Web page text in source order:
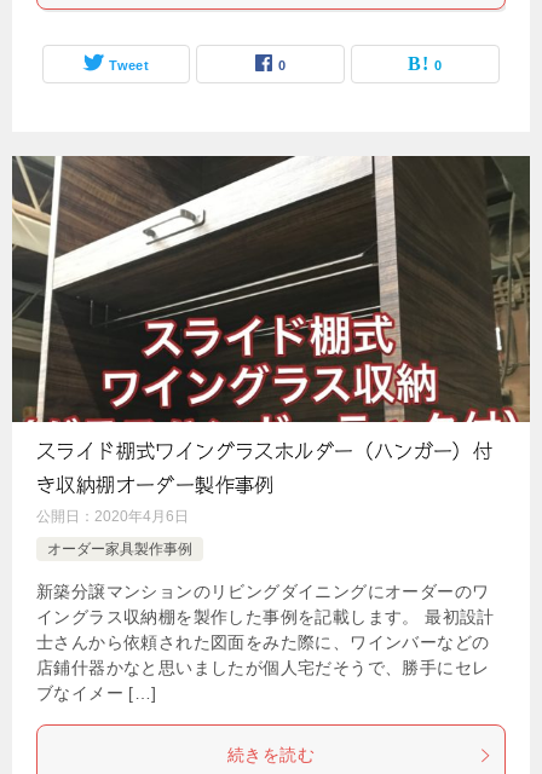
Tweet 0 0
スライド棚式ワイングラスホルダー（ハンガー）付
き収納棚オーダー製作事例
公開日： 2020年4月6日
オーダー家具製作事例
新築分譲マンションのリビングダイニングにオーダーのワ
イングラス収納棚を製作した事例を記載します。 最初設計
士さんから依頼された図面をみた際に、ワインバーなどの
店鋪什器かなと思いましたが個人宅だそうで、勝手にセレ
ブなイメー […]
続きを読む